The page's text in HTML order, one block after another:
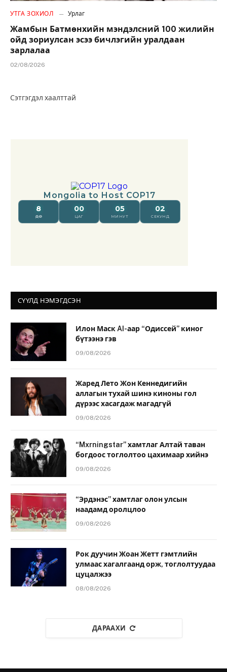
УТГА ЗОХИОЛ Урлаг
Жамбын Батмөнхийн мэндэлсний 100 жилийн
ойд зориулсан эсээ бичлэгийн уралдаан
зарлалаа
02/08/2026
Сэтгэгдэл хаалттай
СҮҮЛД НЭМЭГДСЭН
Илон Маск AI-аар “Одиссей” киног
бүтээнэ гэв
09/08/2026
Жаред Лето Жон Кеннедигийн
аллагын тухай шинэ киноны гол
дүрээс хасагдаж магадгүй
09/08/2026
“Mxrningstar” хамтлаг Алтай таван
богдоос тоглолтоо цахимаар хийнэ
09/08/2026
“Эрдэнэс” хамтлаг олон улсын
наадамд оролцлоо
09/08/2026
Рок дуучин Жоан Жетт гэмтлийн
улмаас хагалгаанд орж, тоглолтуудаа
цуцалжээ
08/08/2026
ДАРААХИ